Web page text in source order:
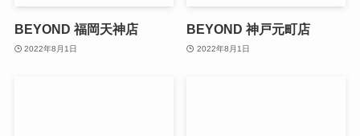
BEYOND 福岡天神店
2022年8月1日
BEYOND 神戸元町店
2022年8月1日